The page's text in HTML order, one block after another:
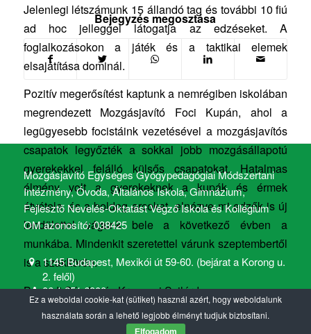
Jelenlegi létszámunk 15 állandó tag és további 10 fiú
ad hoc jelleggel látogatja az edzéseket. A
foglalkozásokon a játék és a taktikai elemek
elsajátítása dominál.
Pozitív megerősítést kaptunk a nemrégiben iskolában
megrendezett Mozgásjavító Foci Kupán, ahol a
legügyesebb focistáink vezetésével a mozgásjavítós
csapatok legyőzték a sokkal jobb mozgásállapotú
gyerekekkel felálló külsős csapatokat. Hatalmas
élmény volt a gyerekeknek a kupák és érmek
átvétele, és a boldog arcokat elnézve mi edzők is új
lendülettel vágunk bele a következő évben a
munkába. Mindenkit szeretettel várunk szeptembertől
is a szakkörön.
Borsodi Sándor és Krasznai Szilárd
Bejegyzés megosztása
Mozgásjavító Egységes Gyógypedagógiai Módszertani
Intézmény, Óvoda, Általános Iskola, Gimnázium,
Fejlesztő Nevelés-Oktatást Végző Iskola és Kollégium
OM azonosító: 038425
1145 Budapest, Mexikói út 59-60. (bejárat a Korong u.
2. felől)
06 1 251 6900
mozgasjavito@mozgasjavito.com
Ez a weboldal cookie-kat (sütiket) használ azért, hogy weboldalunk
használata során a lehető legjobb élményt tudjuk biztosítani.
Elfogadom